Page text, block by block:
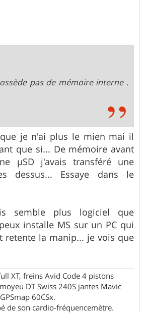
pas de mémoire interne .
je n'ai plus le mien mai il
que si... De mémoire avant
µSD j'avais transféré une
dessus... Essaye dans le
semble plus logiciel que
installe MS sur un PC qui
retente la manip... je vois que
XT, freins Avid Code 4 pistons
DT Swiss 240S jantes Mavic
60CSx.
de son cardio-fréquencemètre.